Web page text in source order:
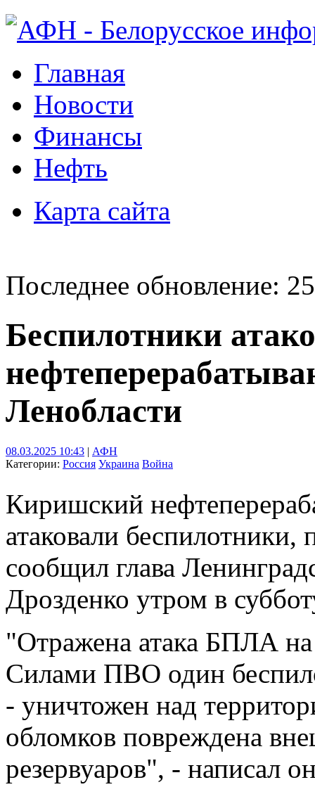
Главная
Новости
Финансы
Нефть
Карта сайта
Последнее обновление:
Беспилотники
Ленобласти
08.03.2025 10:43 | АФН
Категории: Россия Украина Война
Киришский
атаковали
сообщил глава
Дрозденко утром в
"Отражена атака БПЛА
Силами ПВО один
- уничтожен над
обломков повреждена
резервуаров", - написал